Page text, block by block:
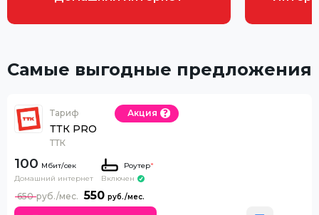
Самые выгодные предложения
Тариф
ТТК PRO
ТТК
Акция
100
Домашний интернет
Роутер*
Включен
550
650